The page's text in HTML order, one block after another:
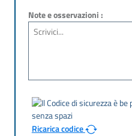
Note e osservazioni :
Ricarica codice